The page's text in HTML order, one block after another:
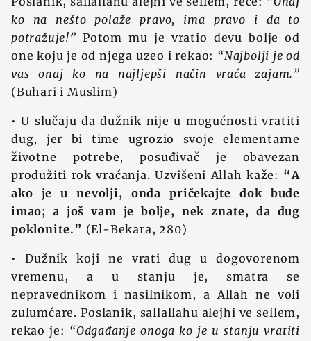
ko na nešto polaže pravo, ima pravo i da to
potražuje!” Potom mu je vratio devu bolje od
one koju je od njega uzeo i rekao: “Najbolji je od
vas onaj ko na najljepši način vraća zajam.”
(Buhari i Muslim)
• U slučaju da dužnik nije u mogućnosti vratiti
dug, jer bi time ugrozio svoje elementarne
životne potrebe, posuđivač je obavezan
produžiti rok vraćanja. Uzvišeni Allah kaže: “A
ako je u nevolji, onda pričekajte dok bude
imao; a još vam je bolje, nek znate, da dug
poklonite.” (El-Bekara, 280)
• Dužnik koji ne vrati dug u dogovorenom
vremenu, a u stanju je, smatra se
nepravednikom i nasilnikom, a Allah ne voli
zulumćare. Poslanik, sallallahu alejhi ve sellem,
rekao je: “Odgađanje onoga ko je u stanju vratiti